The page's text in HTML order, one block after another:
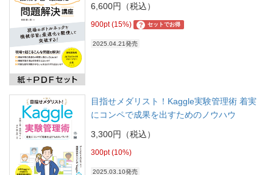
6,600円（税込）
900pt (15%) ? セットでお得
2025.04.21発売
目指せメダリスト！Kaggle実験管理術 着実
にコンペで成果を出すためのノウハウ
3,300円（税込）
300pt (10%)
2025.03.10発売